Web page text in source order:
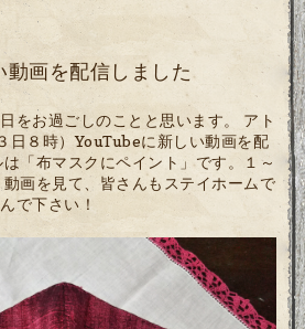
画を配信しました
をお過ごしのことと思います。 アト
日８時）YouTubeに新しい動画を配
「布マスクにペイント」です。１～
画を見て、皆さんもステイホームで
で下さい！